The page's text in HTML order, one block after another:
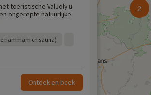
toeristische ValJoly u
ongerepte natuurlijke
hammam en sauna)
Ontdek en boek
2